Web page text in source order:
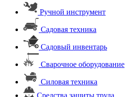
Ручной инструмент
Садовая техника
Садовый инвентарь
Сварочное оборудование
Силовая техника
Средства защиты труда